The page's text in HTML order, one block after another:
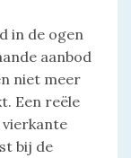
in de ogen
aanbod
niet meer
Een reële
bij de